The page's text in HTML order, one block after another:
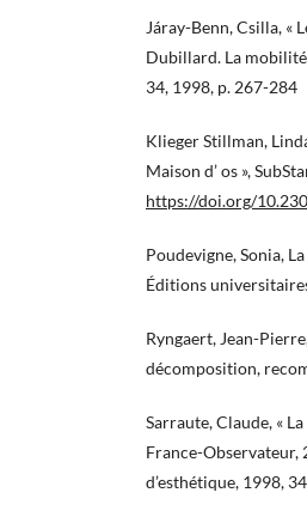
Járay-Benn, Csilla, «
Dubillard. La mobilité
34, 1998, p. 267-284
Klieger Stillman,
Maison d’ os »,
https://doi.org/
Poudevigne, Sonia,
Éditions
Ryngaert, Jean-
décomposition,
Sarraute, Claude, «
France-Observateur,
d’esthétique, 1998,